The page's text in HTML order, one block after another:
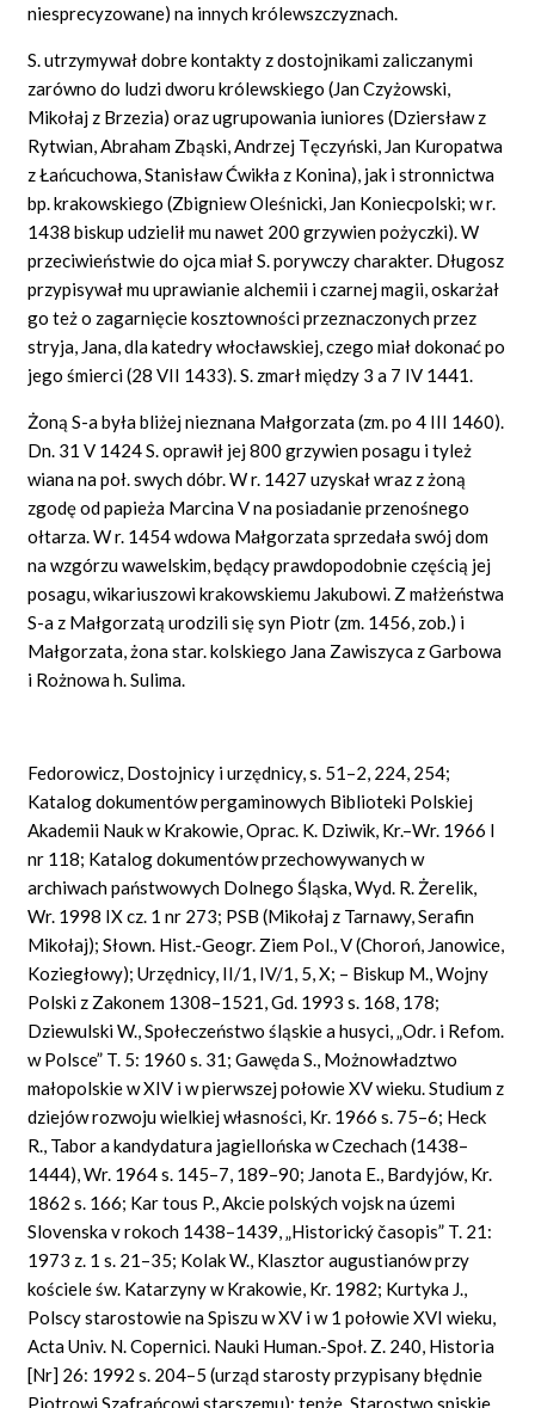
niesprecyzowane) na innych królewszczyznach.
S. utrzymywał dobre kontakty z dostojnikami zaliczanymi
zarówno do ludzi dworu królewskiego (Jan Czyżowski,
Mikołaj z Brzezia) oraz ugrupowania iuniores (Dziersław z
Rytwian, Abraham Zbąski, Andrzej Tęczyński, Jan Kuropatwa
z Łańcuchowa, Stanisław Ćwikła z Konina), jak i stronnictwa
bp. krakowskiego (Zbigniew Oleśnicki, Jan Koniecpolski; w r.
1438 biskup udzielił mu nawet 200 grzywien pożyczki). W
przeciwieństwie do ojca miał S. porywczy charakter. Długosz
przypisywał mu uprawianie alchemii i czarnej magii, oskarżał
go też o zagarnięcie kosztowności przeznaczonych przez
stryja, Jana, dla katedry włocławskiej, czego miał dokonać po
jego śmierci (28 VII 1433). S. zmarł między 3 a 7 IV 1441.
Żoną S-a była bliżej nieznana Małgorzata (zm. po 4 III 1460).
Dn. 31 V 1424 S. oprawił jej 800 grzywien posagu i tyleż
wiana na poł. swych dóbr. W r. 1427 uzyskał wraz z żoną
zgodę od papieża Marcina V na posiadanie przenośnego
ołtarza. W r. 1454 wdowa Małgorzata sprzedała swój dom
na wzgórzu wawelskim, będący prawdopodobnie częścią jej
posagu, wikariuszowi krakowskiemu Jakubowi. Z małżeństwa
S-a z Małgorzatą urodzili się syn Piotr (zm. 1456, zob.) i
Małgorzata, żona star. kolskiego Jana Zawiszyca z Garbowa
i Rożnowa h. Sulima.
Fedorowicz, Dostojnicy i urzędnicy, s. 51–2, 224, 254;
Katalog dokumentów pergaminowych Biblioteki Polskiej
Akademii Nauk w Krakowie, Oprac. K. Dziwik, Kr.–Wr. 1966 I
nr 118; Katalog dokumentów przechowywanych w
archiwach państwowych Dolnego Śląska, Wyd. R. Żerelik,
Wr. 1998 IX cz. 1 nr 273; PSB (Mikołaj z Tarnawy, Serafin
Mikołaj); Słown. Hist.-Geogr. Ziem Pol., V (Choroń, Janowice,
Koziegłowy); Urzędnicy, II/1, IV/1, 5, X; – Biskup M., Wojny
Polski z Zakonem 1308–1521, Gd. 1993 s. 168, 178;
Dziewulski W., Społeczeństwo śląskie a husyci, „Odr. i Refom.
w Polsce” T. 5: 1960 s. 31; Gawęda S., Możnowładztwo
małopolskie w XIV i w pierwszej połowie XV wieku. Studium z
dziejów rozwoju wielkiej własności, Kr. 1966 s. 75–6; Heck
R., Tabor a kandydatura jagiellońska w Czechach (1438–
1444), Wr. 1964 s. 145–7, 189–90; Janota E., Bardyjów, Kr.
1862 s. 166; Kar tous P., Akcie polských vojsk na územi
Slovenska v rokoch 1438–1439, „Historický časopis” T. 21:
1973 z. 1 s. 21–35; Kolak W., Klasztor augustianów przy
kościele św. Katarzyny w Krakowie, Kr. 1982; Kurtyka J.,
Polscy starostowie na Spiszu w XV i w 1 połowie XVI wieku,
Acta Univ. N. Copernici. Nauki Human.-Społ. Z. 240, Historia
[Nr] 26: 1992 s. 204–5 (urząd starosty przypisany błędnie
Piotrowi Szafrańcowi starszemu); tenże, Starostwo spiskie